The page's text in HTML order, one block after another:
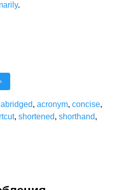
.
abridged, acronym, concise,
, shortened, shorthand,